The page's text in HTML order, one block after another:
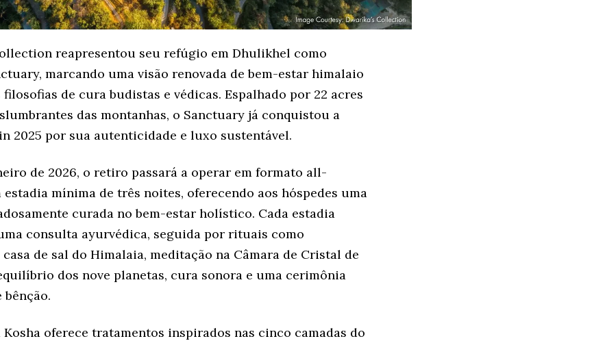
reapresentou seu refúgio em Dhulikhel como
marcando uma visão renovada de bem-estar himalaio
filosofias de cura budistas e védicas. Espalhado por 22 acres
das montanhas, o Sanctuary já conquistou a
2025 por sua autenticidade e luxo sustentável.
de 2026, o retiro passará a operar em formato all-
mínima de três noites, oferecendo aos hóspedes uma
curada no bem-estar holístico. Cada estadia
consulta ayurvédica, seguida por rituais como
de sal do Himalaia, meditação na Câmara de Cristal de
dos nove planetas, cura sonora e uma cerimônia
Kosha oferece tratamentos inspirados nas cinco camadas do